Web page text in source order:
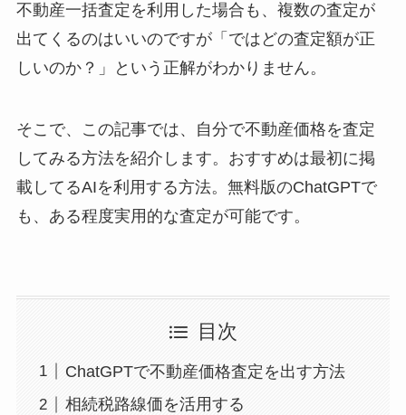
不動産一括査定を利用した場合も、複数の査定が
出てくるのはいいのですが「ではどの査定額が正
しいのか？」という正解がわかりません。
そこで、この記事では、自分で不動産価格を査定
してみる方法を紹介します。おすすめは最初に掲
載してるAIを利用する方法。無料版のChatGPTで
も、ある程度実用的な査定が可能です。
目次
ChatGPTで不動産価格査定を出す方法
相続税路線価を活用する